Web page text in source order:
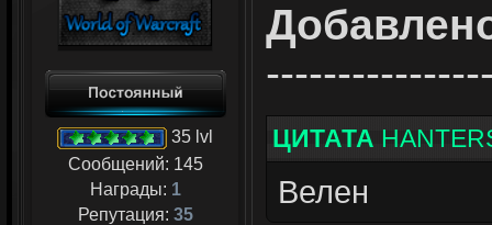
35 lvl
Сообщений: 145
Награды: 1
Репутация: 35
ЦИТАТА
Велен